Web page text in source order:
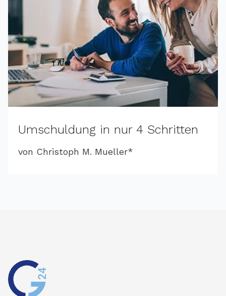
Umschuldung in nur 4 Schritten
von Christoph M. Mueller*